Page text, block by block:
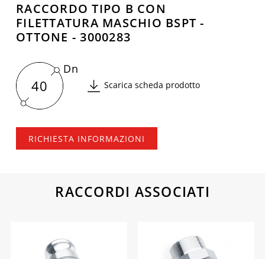
RACCORDO TIPO B CON
FILETTATURA MASCHIO BSPT -
OTTONE - 3000283
40
Dn
Scarica scheda prodotto
RICHIESTA INFORMAZIONI
RACCORDI ASSOCIATI